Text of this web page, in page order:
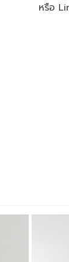
หรือ